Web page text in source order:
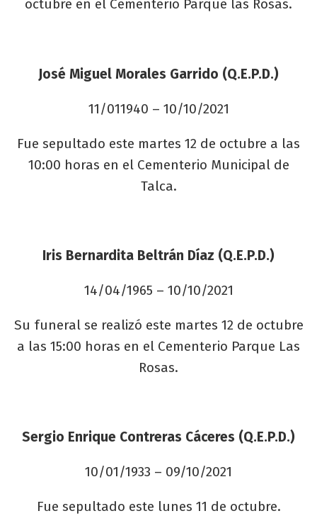
octubre en el Cementerio Parque las Rosas.
José Miguel Morales Garrido (Q.E.P.D.)
11/011940 – 10/10/2021
Fue sepultado este martes 12 de octubre a las
10:00 horas en el Cementerio Municipal de
Talca.
Iris Bernardita Beltrán Díaz (Q.E.P.D.)
14/04/1965 – 10/10/2021
Su funeral se realizó este martes 12 de octubre
a las 15:00 horas en el Cementerio Parque Las
Rosas.
Sergio Enrique Contreras Cáceres (Q.E.P.D.)
10/01/1933 – 09/10/2021
Fue sepultado este lunes 11 de octubre.